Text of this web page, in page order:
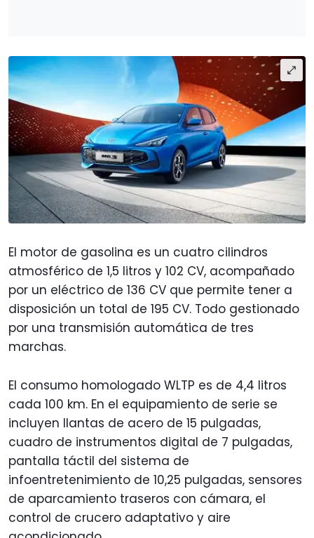
El motor de gasolina es un cuatro cilindros
atmosférico de 1,5 litros y 102 CV, acompañado
por un eléctrico de 136 CV que permite tener a
disposición un total de 195 CV. Todo gestionado
por una transmisión automática de tres
marchas.
El consumo homologado WLTP es de 4,4 litros
cada 100 km. En el equipamiento de serie se
incluyen llantas de acero de 15 pulgadas,
cuadro de instrumentos digital de 7 pulgadas,
pantalla táctil del sistema de
infoentretenimiento de 10,25 pulgadas, sensores
de aparcamiento traseros con cámara, el
control de crucero adaptativo y aire